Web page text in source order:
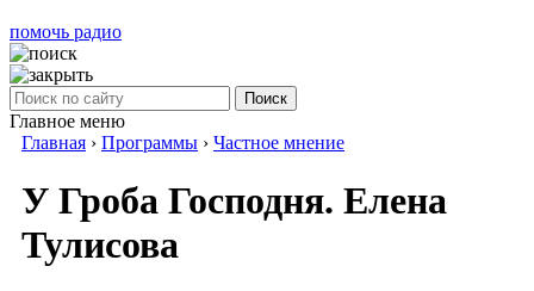
помочь радио
Поиск
Главное меню
Главная › Программы › Частное мнение
У Гроба Господня. Елена
Тулисова